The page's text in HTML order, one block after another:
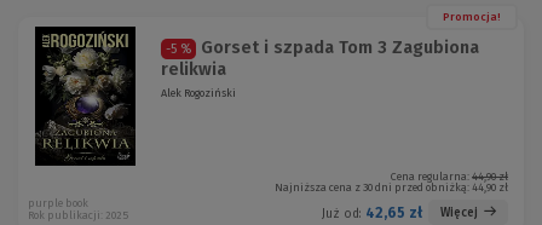
Promocja!
-5 %
Gorset i szpada Tom 3 Zagubiona
relikwia
Alek Rogoziński
Cena regularna: 44,90 zł
Najniższa cena z 30 dni przed obniżką: 44,90 zł
Już od: 42,65 zł Więcej
purple book
Rok publikacji: 2025